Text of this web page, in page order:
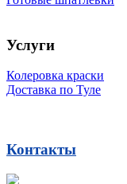
Услуги
Колеровка краски
Доставка по Туле
Контакты